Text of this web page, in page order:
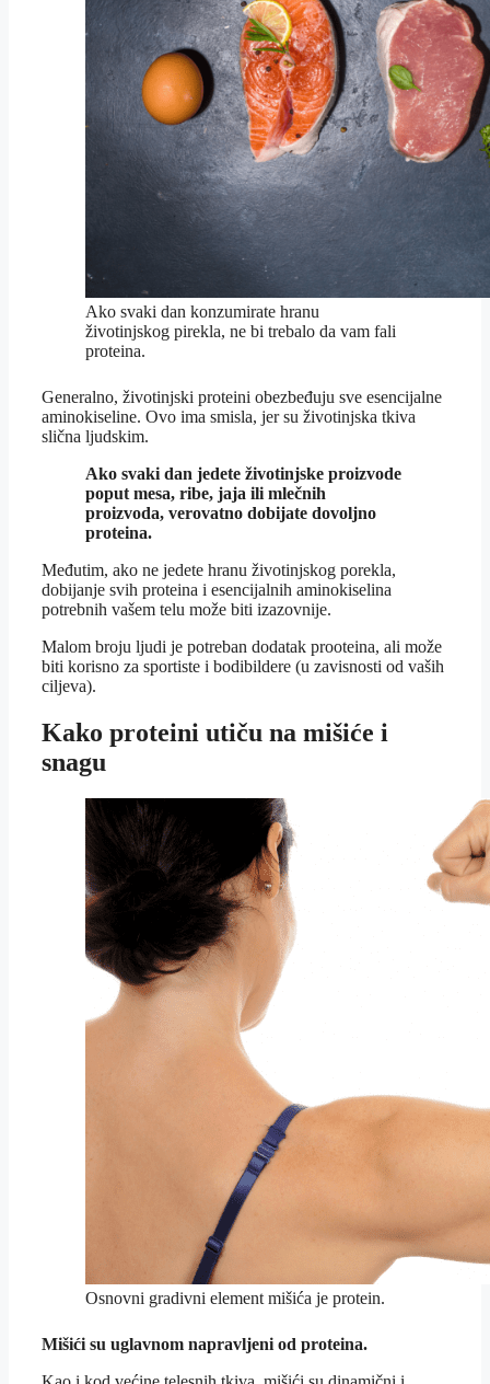
Ako svaki dan konzumirate hranu
životinjskog pirekla, ne bi trebalo da vam fali
proteina.
Generalno, životinjski proteini obezbeđuju sve esencijalne
aminokiseline. Ovo ima smisla, jer su životinjska tkiva
slična ljudskim.
Ako svaki dan jedete životinjske proizvode
poput mesa, ribe, jaja ili mlečnih
proizvoda, verovatno dobijate dovoljno
proteina.
Međutim, ako ne jedete hranu životinjskog porekla,
dobijanje svih proteina i esencijalnih aminokiselina
potrebnih vašem telu može biti izazovnije.
Malom broju ljudi je potreban dodatak prooteina, ali može
biti korisno za sportiste i bodibildere (u zavisnosti od vaših
ciljeva).
Kako proteini utiču na mišiće i
snagu
Osnovni gradivni element mišića je protein.
Mišići su uglavnom napravljeni od proteina.